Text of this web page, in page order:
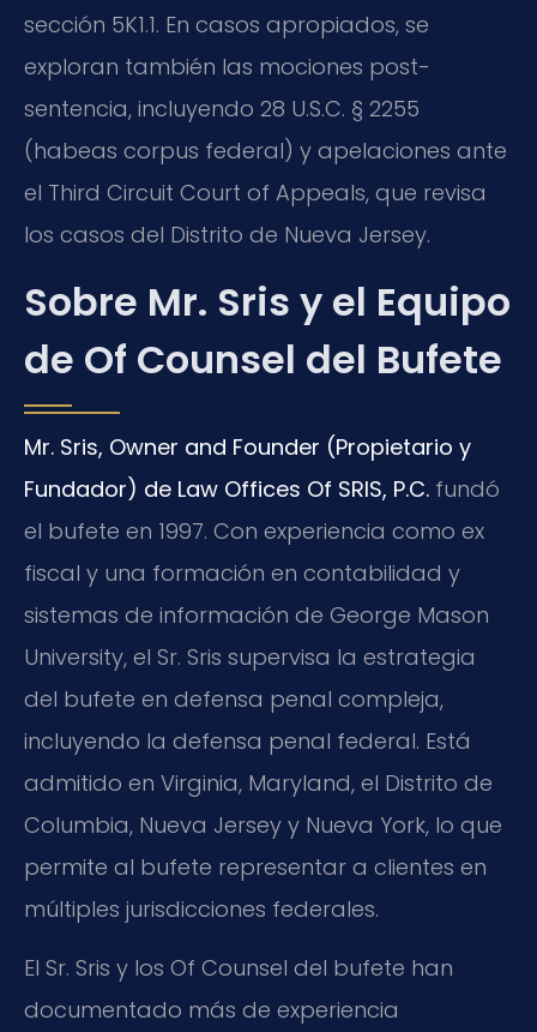
sección 5K1.1. En casos apropiados, se
exploran también las mociones post-
sentencia, incluyendo 28 U.S.C. § 2255
(habeas corpus federal) y apelaciones ante
el Third Circuit Court of Appeals, que revisa
los casos del Distrito de Nueva Jersey.
Sobre Mr. Sris y el Equipo
de Of Counsel del Bufete
Mr. Sris, Owner and Founder (Propietario y
Fundador) de Law Offices Of SRIS, P.C. fundó
el bufete en 1997. Con experiencia como ex
fiscal y una formación en contabilidad y
sistemas de información de George Mason
University, el Sr. Sris supervisa la estrategia
del bufete en defensa penal compleja,
incluyendo la defensa penal federal. Está
admitido en Virginia, Maryland, el Distrito de
Columbia, Nueva Jersey y Nueva York, lo que
permite al bufete representar a clientes en
múltiples jurisdicciones federales.
El Sr. Sris y los Of Counsel del bufete han
documentado más de experiencia